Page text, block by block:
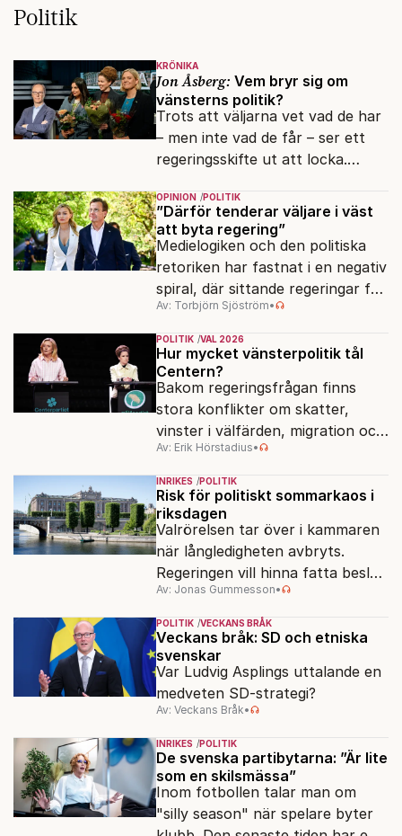
Politik
KRÖNIKA
Jon Åsberg: Vem bryr sig om
vänsterns politik?
Trots att väljarna vet vad de har
– men inte vad de får – ser ett
regeringsskifte ut att locka.
OPINION POLITIK
”Därför tenderar väljare i väst
att byta regering”
Medielogiken och den politiska
retoriken har fastnat i en negativ
spiral, där sittande regeringar får
klä skott för sådant som går
dåligt.
Av: Torbjörn Sjöström•
POLITIK VAL 2026
Hur mycket vänsterpolitik tål
Centern?
Bakom regeringsfrågan finns
stora konflikter om skatter,
vinster i välfärden, migration och
energi. Avståndet mellan C och
de rödgröna partierna är
fortfarande stort.
Av: Erik Hörstadius•
INRIKES POLITIK
Risk för politiskt sommarkaos i
riksdagen
Valrörelsen tar över i kammaren
när långledigheten avbryts.
Regeringen vill hinna fatta beslut
före valet – men oppositionen
ser sin chans att pressa
Tidösidan.
Av: Jonas Gummesson•
POLITIK VECKANS BRÅK
Veckans bråk: SD och etniska
svenskar
Var Ludvig Asplings uttalande en
medveten SD-strategi?
Av: Veckans Bråk•
INRIKES POLITIK
De svenska partibytarna: ”Är lite
som en skilsmässa”
Inom fotbollen talar man om
"silly season" när spelare byter